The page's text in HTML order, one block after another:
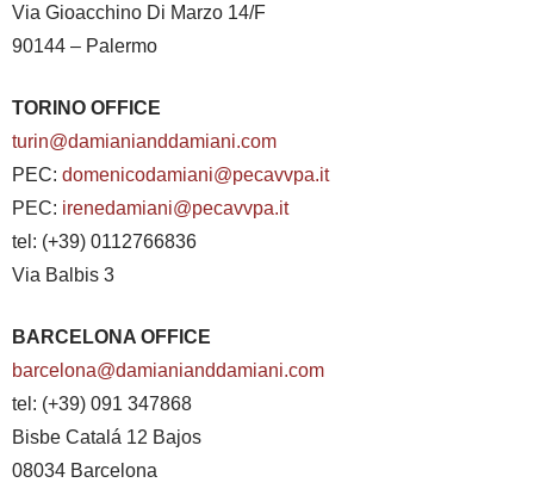
Via Gioacchino Di Marzo 14/F
90144 – Palermo
TORINO OFFICE
turin@damianianddamiani.com
PEC: domenicodamiani@pecavvpa.it
PEC: irenedamiani@pecavvpa.it
tel: (+39) 0112766836
Via Balbis 3
BARCELONA OFFICE
barcelona@damianianddamiani.com
tel: (+39) 091 347868
Bisbe Catalá 12 Bajos
08034 Barcelona